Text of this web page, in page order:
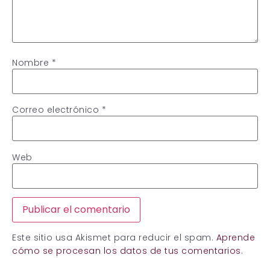
Nombre *
Correo electrónico *
Web
Este sitio usa Akismet para reducir el spam. Aprende
cómo se procesan los datos de tus comentarios.